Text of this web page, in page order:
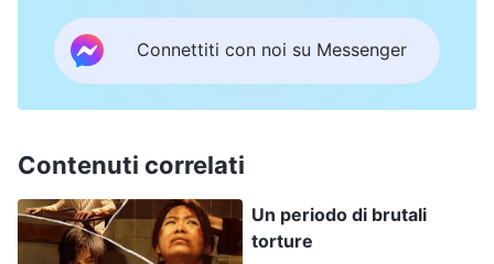
telefono cellulare e una Bibbia, e hanno preso
tutto in nome di una procedura di routine. Poi mi
hanno ammanettata e portata all’Ufficio di
Pubblica Sicurezza della città.
Verso le 16, un agente mi ha spinta in un’auto
della polizia e, appena ero dentro, mi ha coperto
Connettiti con noi su Messenger
Contenuti correlati
Un periodo di brutali
torture